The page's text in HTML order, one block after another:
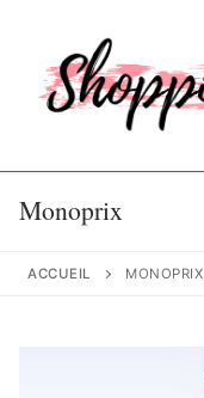
contenu
Monoprix
ACCUEIL MONOPRIX